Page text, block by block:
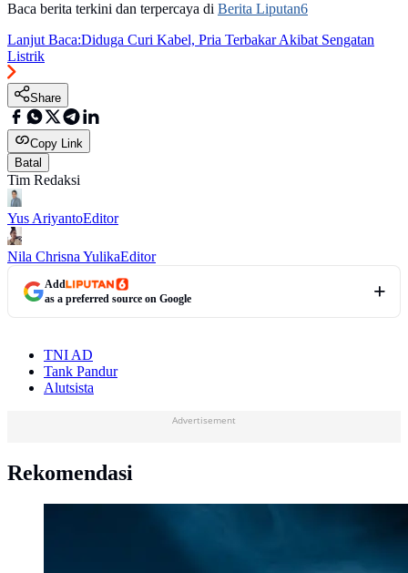
Baca berita terkini dan terpercaya di Berita Liputan6
Lanjut Baca:Diduga Curi Kabel, Pria Terbakar Akibat Sengatan
Listrik
Share
Copy Link
Batal
Tim Redaksi
Yus AriyantoEditor
Nila Chrisna YulikaEditor
Add
as a preferred source on Google
TNI AD
Tank Pandur
Alutsista
Advertisement
Rekomendasi